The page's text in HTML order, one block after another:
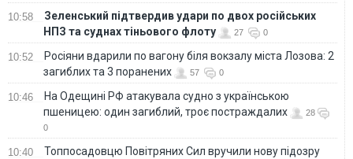
10:58
Зеленський підтвердив удари по двох російських
НПЗ та суднах тіньового флоту
27 0
10:52
Росіяни вдарили по вагону біля вокзалу міста Лозова: 2
загиблих та 3 поранених
57 0
10:46
На Одещині РФ атакувала судно з українською
пшеницею: один загиблий, троє постраждалих
28
0
10:40 Топпосадовцю Повітряних Сил вручили нову підозру